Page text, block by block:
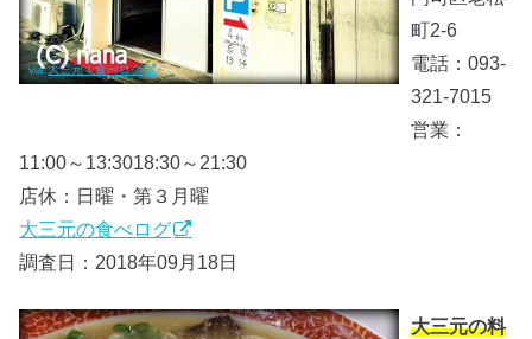
via.大三元｜食べログ
町2-6
電話：093-
321-7015
営業：
11:00～13:3018:30～21:30
店休：日曜・第３月曜
大三元の食べログ
調査日：2018年09月18日
大三元の料